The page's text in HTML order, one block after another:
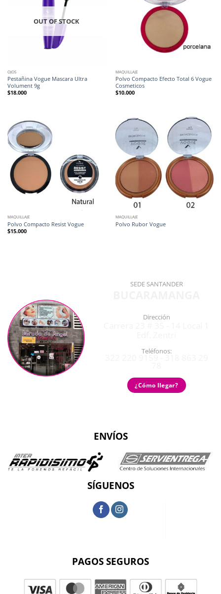
OUT OF STOCK
OJOS
Pestañina Vogue Mascara Ultra
Volument 9g
$18.000
MAQUILLAJE
Polvo Compacto Efecto Total 6 Vogue
Cosmeticos
$10.000
MAQUILLAJE
Polvo Compacto Resist Vogue
$15.000
MAQUILLAJE
Polvo Rubor Vogue
SEDE SANTANDER
Dirección
Teléfonos:
¿Cómo llegar?
ENVÍOS
SÍGUENOS
PAGOS SEGUROS